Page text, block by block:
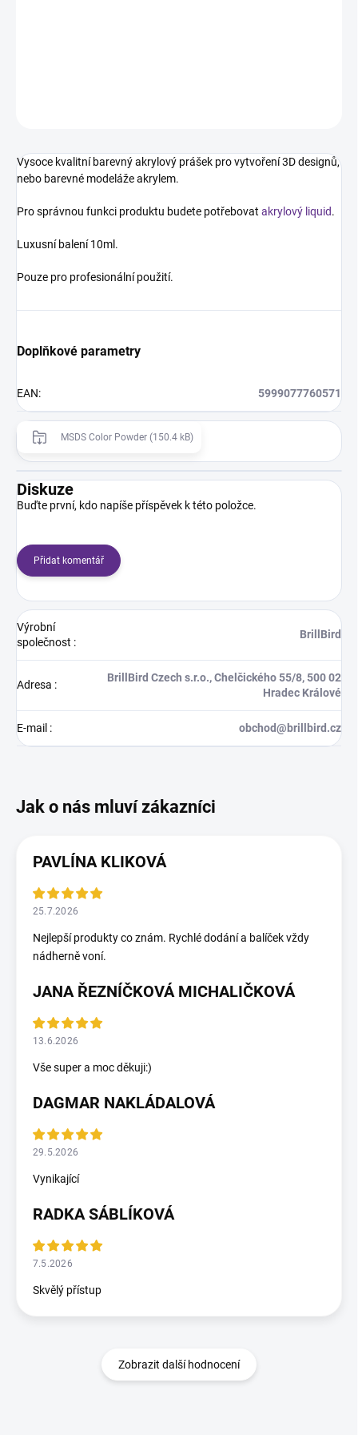
Vysoce kvalitní barevný akrylový prášek pro vytvoření 3D designů,
nebo barevné modeláže akrylem.
Pro správnou funkci produktu budete potřebovat akrylový liquid.
Luxusní balení 10ml.
Pouze pro profesionální použití.
Doplňkové parametry
EAN: 5999077760571
MSDS Color Powder (150.4 kB)
Diskuze
Buďte první, kdo napíše příspěvek k této položce.
Přidat komentář
Výrobní
společnost :
BrillBird
Adresa :
BrillBird Czech s.r.o., Chelčického 55/8, 500 02
Hradec Králové
E-mail : obchod@brillbird.cz
PAVLÍNA KLIKOVÁ
25.7.2026
Nejlepší produkty co znám. Rychlé dodání a balíček vždy
nádherně voní.
JANA ŘEZNÍČKOVÁ MICHALIČKOVÁ
13.6.2026
Vše super a moc děkuji:)
DAGMAR NAKLÁDALOVÁ
29.5.2026
Vynikající
RADKA SÁBLÍKOVÁ
7.5.2026
Skvělý přístup
Zobrazit další hodnocení